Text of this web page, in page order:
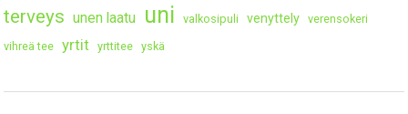
terveys unen laatu uni valkosipuli venyttely
verensokeri
vihreä tee
yrtit yrttitee yskä